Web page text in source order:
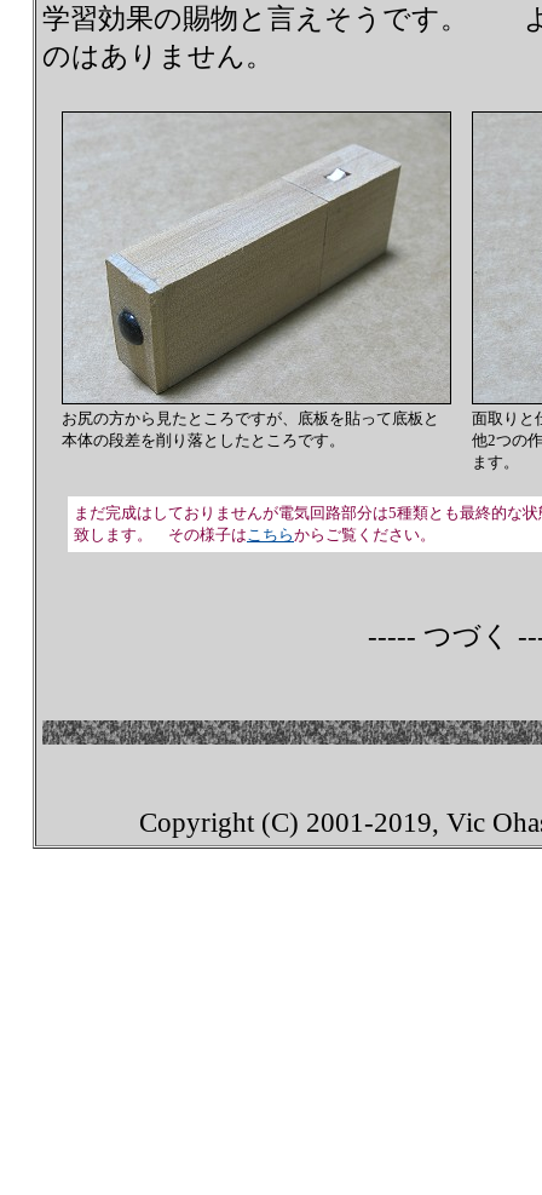
学習効果の賜物と言えそうです。
のはありません。
お尻の方から見たところですが、底板を貼って底板と
本体の段差を削り落としたところです。
面取りと
他2つの
ます。
まだ完成はしておりませんが電気回路部分は5種類とも最終的な
致します。 その様子はこちらからご覧ください。
----- つづく
Copyright (C) 2001-2019, Vic